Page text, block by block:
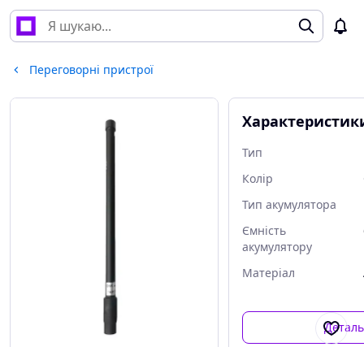
Переговорні пристрої
Тип
Колір
Тип акумулятора
Ємність
акумулятору
Матеріал